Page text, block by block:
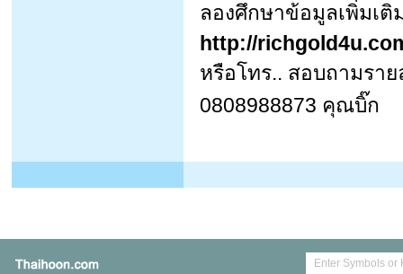
ลองศึกษาข้อมูลเพิ่มเ
http://
หรือโทร.. สอบถามรา
0808988873 คุณบิ๊ก